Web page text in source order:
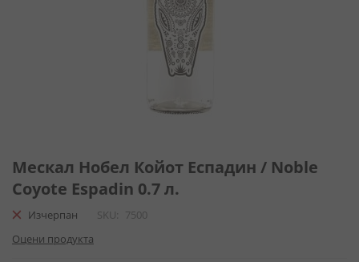
към
на
галерия
снимки
Мескал Нобел Койот Еспадин / Noble
Coyote Espadin 0.7 л.
Изчерпан SKU
7500
Оцени продукта